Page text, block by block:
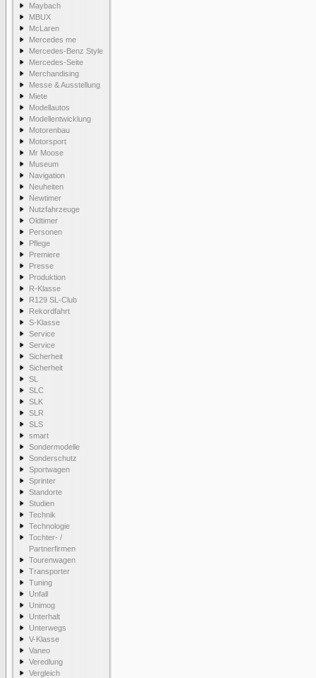
Maybach
MBUX
McLaren
Mercedes me
Mercedes-Benz Style
Mercedes-Seite
Merchandising
Messe & Ausstellung
Miete
Modellautos
Modellentwicklung
Motorenbau
Motorsport
Mr Moose
Museum
Navigation
Neuheiten
Newtimer
Nutzfahrzeuge
Oldtimer
Personen
Pflege
Premiere
Presse
Produktion
R-Klasse
R129 SL-Club
Rekordfahrt
S-Klasse
Service
Service
Sicherheit
Sicherheit
SL
SLC
SLK
SLR
SLS
smart
Sondermodelle
Sonderschutz
Sportwagen
Sprinter
Standorte
Studien
Technik
Technologie
Tochter- /
Partnerfirmen
Tourenwagen
Transporter
Tuning
Unfall
Unimog
Unterhalt
Unterwegs
V-Klasse
Vaneo
Veredlung
Vergleich